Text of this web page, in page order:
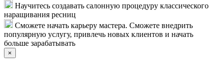
Научитесь создавать салонную процедуру классического
наращивания ресниц
Сможете начать карьеру мастера. Сможете внедрить
популярную услугу, привлечь новых клиентов и начать
больше зарабатывать
×